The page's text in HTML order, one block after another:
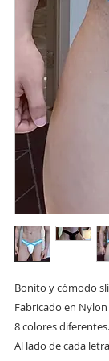
Bonito y cómodo
Fabricado en Nylon
8 colores diferentes.
Al lado de cada